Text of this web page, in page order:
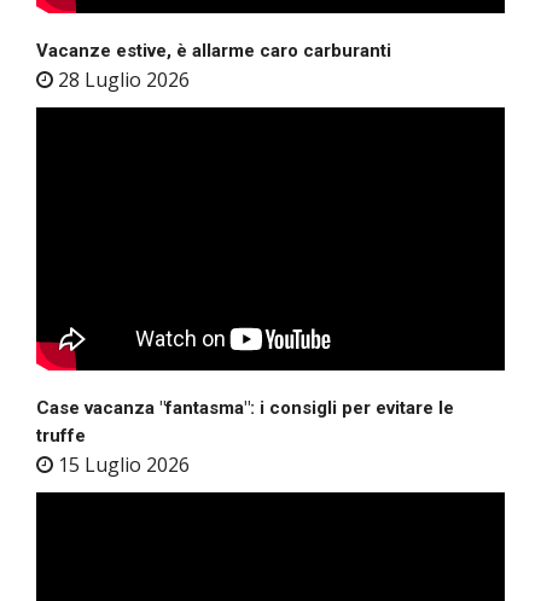
Vacanze estive, è allarme caro carburanti
28 Luglio 2026
Case vacanza "fantasma": i consigli per evitare le
truffe
15 Luglio 2026